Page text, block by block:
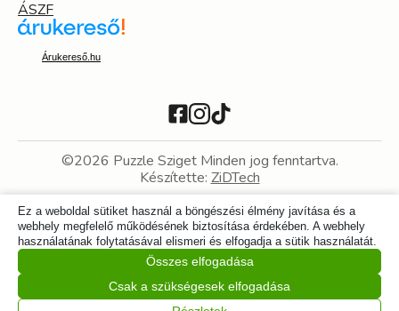
ÁSZF
Árukereső.hu
©2026 Puzzle Sziget Minden jog fenntartva.
Készítette: ZiDTech
Ez a weboldal sütiket használ a böngészési élmény javítása és a
webhely megfelelő működésének biztosítása érdekében. A webhely
használatának folytatásával elismeri és elfogadja a sütik használatát.
Összes elfogadása
Csak a szükségesek elfogadása